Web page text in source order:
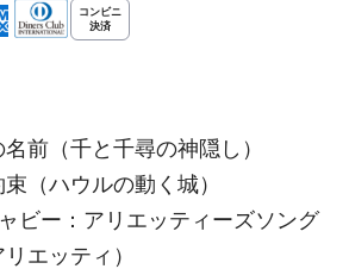
前（千と千尋の神隠し）
（ハウルの動く城）
ビー：アリエッティーズソング
エッティ）